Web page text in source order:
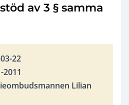
av 3 § samma
22
2011
Lilian